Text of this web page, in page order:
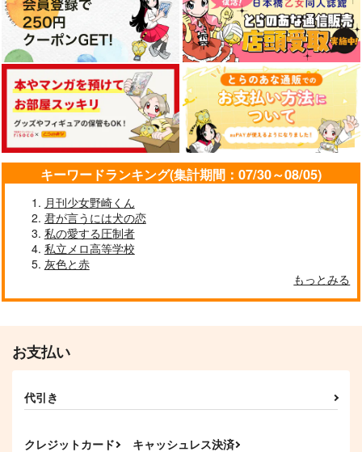
FLOWER
OLFUSEN
1,257円（税込）
五条悟×七海建人
サンプル
作品詳細
Love letter
Velvet Tongue
472円（税込）
五条悟×七海建人
サンプル
作品詳細
今も、今でも。
＋+Halcyon+＋
629円（税込）
七海建人×五条悟
サンプル
作品詳細
ふわふわクッションス
トラップ２
755円（税込）
マイナースケール
七海建人
五条悟×七海建人
サンプル
カート
五条悟×七海建人
サンプル
カート
サンプル
カート
Velvet Tongue
472
呪術廻戦
サンプル
キーワードランキング(集計期間：07/30～08/05)
月刊少女野崎くん
君が言うには犬の恋
私の愛する圧制者
私立メロ高等学校
灰色と赤
もっとみる
お支払い
代引き
クレジットカード キャッシュレス決済